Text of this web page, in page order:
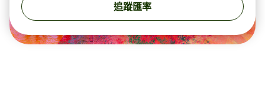
追蹤匯率